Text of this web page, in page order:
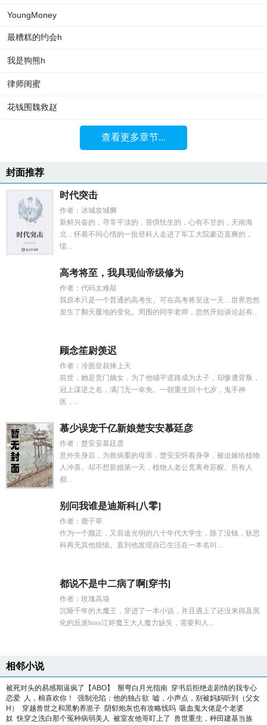
YoungMoney
最糟糕的约会h
我是狗熊h
律师闺蜜
花钱围魏救赵
查看更多章节...
封面推荐
时代突击
作者：冰城攻城狮
新鲜兴奋的，寻常平淡的，畏惧怯生的，心有不甘的，天南海
北，怀着不同心情的一批登科人走进了军工大院豪迈直爽的，
懦...
高考将至，我具现仙帝级修为
作者：代码太难敲
我原本只是一个普通的高考生。可在高考将至这一天…世界忽然
发生了翻天覆地的变化。周围的同学老师，忽然开始谈论起有...
顾念笙尉羡迟
作者：冷面皇叔捧上天
前世，她是贵门嫡女，为了他铺平道路成为太子，却惨遭背叛，
冠上谋逆之名，满门无一幸免。一朝重生回十七岁，鬼手神
医，...
慕少误宠千亿新娘楚安安慕廷彦
作者：楚安安慕廷彦
意外失身后，为救病重的母亲，楚安安怀着身孕，被迫嫁给植物
人冲喜。却不想新婚第一天，植物人老公竟离奇苏醒。所有人
都...
别问我谁是迪斯科[八零]
作者：鹿子草
作为一个颜正，又前途光明的八十年代大学生，除了没钱，狄思
科再无其他烦恼。直到他发现自己生活在一本名叫...
都说不是中二病了啊[穿书]
作者：玫瑰高墙
沉睡千年的大魔王，穿进了一本小说，并且遇上了还没来得及黑
化的反派boss江烬魔王大人魔力缺失，需要和人...
相邻小说
被死对头的易感期逼疯了【ABO】 掰弯白月光指南 穿书后拒绝走剧情的我专心
恋爱 人，棉喜欢你！ 强制沦陷：他的独占欲 嘘，小声点，别被妈妈听到（父女
H）
穿越兽世之和黑豹养崽子 阴郁炮灰也有攻略线吗 吸血鬼大佬是个老婆
奴 快穿之洗白那个冤种病弱美人 被室友他哥盯上了 兽世重生，种田建基当族